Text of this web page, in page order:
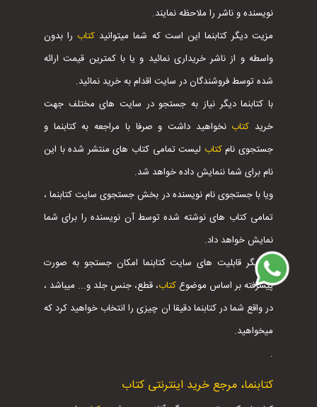
کتابنما، مرجع خرید اینترنتی کتاب
نویسنده و ناشر را ملاحظه نمایند.
مزیت دیگر کتابنما این است که شما میتوانید کتاب را بدون
واسطه و از ناشر خریداری نمائید و یا با کمترین قیمت ارائه
شده توسط فروشندگان در سایت اقدام به خرید نمائید.
با کتابنما دیگر نیاز به جستجو در سایت های مختلف جهت
خرید کتابنخواهید داشت و صرفا با مراجعه به کتابنما و
جستجوی نامکتاب لیست تمامی کتاب های منتشر شده با این
نام برای شما ننمایش داده خواهد شد.
ویا با جستجوی نام نویسنده در بخش جستجوی سایت کتابنما ،
تمامی کتاب های نوشته شده توسط آن نویسنده را برای شما
نمایش خواهد داد.
از دیگر قابلیت های سایت کتابنما امکان جستجو به صورت
پیشرفته بر اساس موضوع کتاب، قطع، جنس جلد و... میباشد ،
در واقع شما در کتابنما دقیقا ان چیزی را انتخاب خواهید کرد که
میخواهید.
.